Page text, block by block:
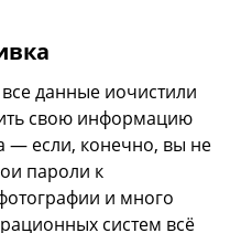
данные иочистили
свою информацию
— если, конечно, вы не
пароли к
и много
систем всё